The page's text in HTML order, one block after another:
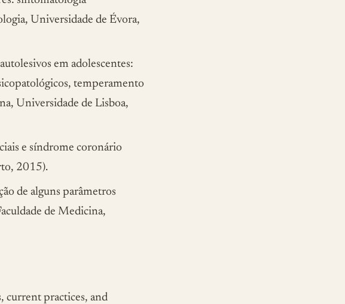
Universidade de Évora,
em adolescentes:
temperamento
Universidade de Lisboa,
e síndrome coronário
2015).
de alguns parâmetros
de Medicina,
current practices, and